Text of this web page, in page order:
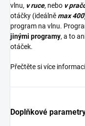
vlnu, v ruce, nebo v
otáčky (ideálněmax 400
program na vlnu.
jinými programy, a to
otáček.
Přečtěte si více
Doplňkové